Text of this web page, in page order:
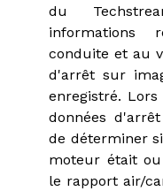
du
informations
conduite et au
d'arrêt sur
enregistré.
données
de déterminer
moteur était
le rapport air/